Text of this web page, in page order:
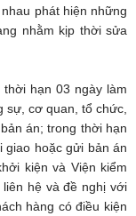
phát hiện những
nhằm kịp thời sửa
hạn 03 ngày làm
sự, cơ quan, tổ chức,
án; trong thời hạn
giao hoặc gửi bản án
kiện và Viện kiểm
hệ và đề nghị với
hàng có điều kiện